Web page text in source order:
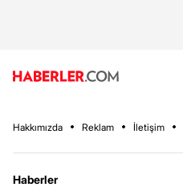
Hakkımızda Reklam İletişim
Haberler